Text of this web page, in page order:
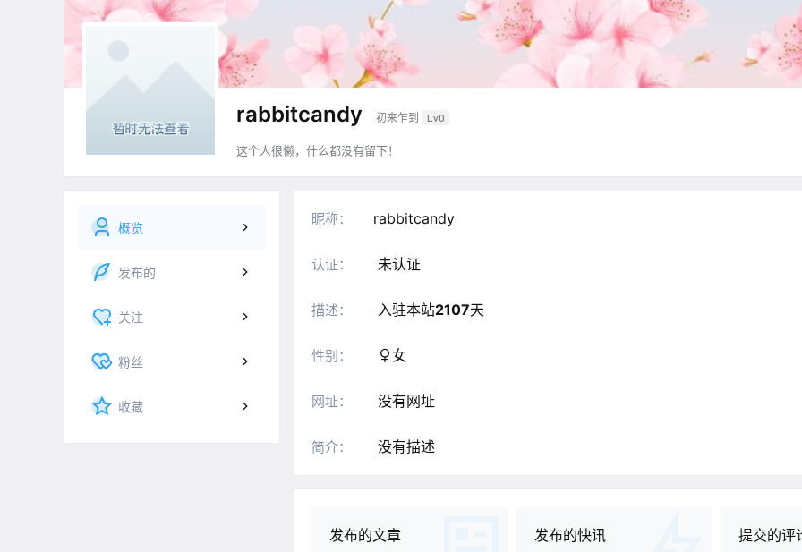
rabbitcandy 初来乍到 Lv0
这个人很懒，什么都没有留下！
概览
发布的
关注
粉丝
收藏
昵称： rabbitcandy
认证： 未认证
描述： 入驻本站2107天
性别： 女
网址： 没有网址
简介： 没有描述
发布的文章 发布的快讯 提交的评